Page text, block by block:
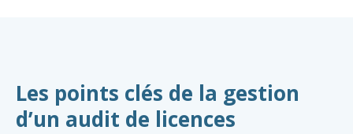
Les points clés de la gestion
d’un audit de licences